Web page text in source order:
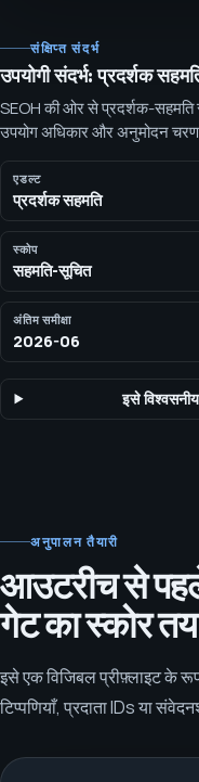
संक्षिप्त संदर्भ
उपयोगी संदर्भ: प्रदर्शक
SEOH की ओर से प्रदर्शक-सहमति
उपयोग अधिकार और अनुमोदन
मार्केटिंग की समीक्षा करता है जब
अधिकार और अनुमोदन मार्ग कार्य
एडल्ट
प्रदर्शक सहमति
स्कोप
सहमति-सूचित
अंतिम समीक्षा
2026-06
इसे
अनुपालन तैयारी
आउटरीच से
गेट का स्कोर
इसे एक विजिबल प्रीफ़्लाइट के
टिप्पणियाँ, प्रदाता IDs या